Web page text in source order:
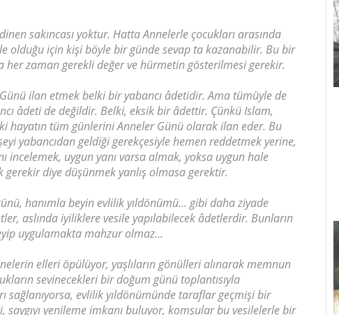
sakıncası yoktur. Hatta Annelerle çocukları arasında
olduğu için kişi böyle bir günde sevap ta kazanabilir. Bu bir
her zaman gerekli değer ve hürmetin gösterilmesi gerekir.
ilan etmek belki bir yabancı âdetidir. Ama tümüyle de
âdeti de değildir. Belki, eksik bir âdettir. Çünkü Islam,
hayatın tüm günlerini Anneler Günü olarak ilan eder. Bu
yabancıdan geldiği gerekçesiyle hemen reddetmek yerine,
incelemek, uygun yanı varsa almak, yoksa uygun hale
gerekir diye düşünmek yanlış olmasa gerektir.
hanımla beyin evlilik yıldönümü... gibi daha ziyade
aslında iyiliklere vesile yapılabilecek âdetlerdir. Bunların
uygulamakta mahzur olmaz...
elleri öpülüyor, yaşlıların gönülleri alınarak memnun
sevinecekleri bir doğum günü toplantısıyla
sağlanıyorsa, evlilik yıldönümünde taraflar geçmişi bir
saygıyı yenileme imkanı buluyor, komşular bu vesilelerle bir